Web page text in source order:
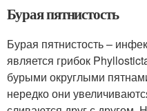
Бурая пятнистость
Бурая пятнистость –
является грибок
бурыми округлыми
нередко они